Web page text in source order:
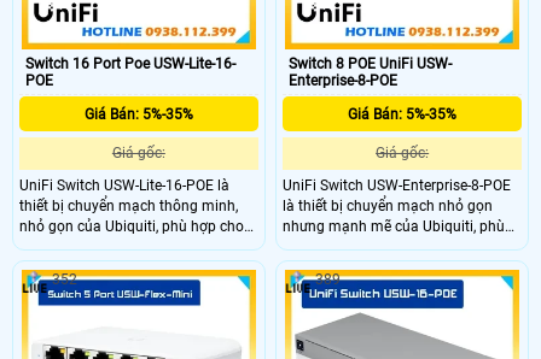
Switch 16 Port Poe USW-Lite-16-
POE
Giá Bán: 5%-35%
Giá gốc:
UniFi Switch USW-Lite-16-POE là
thiết bị chuyển mạch thông minh,
nhỏ gọn của Ubiquiti, phù hợp cho
văn phòng, hộ gia đình hoặc hệ
thống mạng quy mô vừa và nhỏ.
Thiết bị hỗ trợ cấp nguồn PoE cho
các thiết bị mạng như Access Point,
ưu không gian lắp đặt.
Switch 8 POE UniFi USW-
Enterprise-8-POE
Giá Bán: 5%-35%
Giá gốc:
UniFi Switch USW-Enterprise-8-POE
là thiết bị chuyển mạch nhỏ gọn
nhưng mạnh mẽ của Ubiquiti, phù
hợp cho các văn phòng, chi nhánh
hoặc hệ thống mạng quy mô nhỏ.
Thiết bị hỗ trợ quản lý qua UniFi
Controller, tích hợp PoE giúp dễ
dàng cấp nguồn cho các thiết bị
như camera IP, Access Point.
352 389